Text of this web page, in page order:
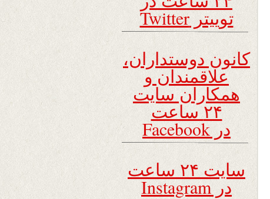
توییتر Twitter
کانون دوستداران،
علاقمندان و
همکاران سایت
۲۴ ساعت
در Facebook
سایت ۲۴ ساعت
در Instagram